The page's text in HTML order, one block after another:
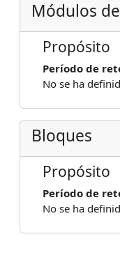
Módulos
Propósito
Período de
No se ha
Bloques
Propósito
Período de
No se ha